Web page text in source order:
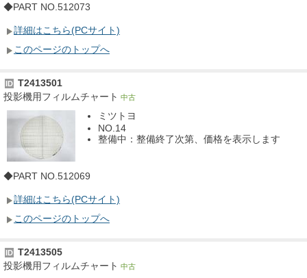
◆PART NO.512073
詳細はこちら(PCサイト)
このページのトップへ
ID T2413501
投影機用フィルムチャート 中古
ミツトヨ
NO.14
整備中：整備終了次第、価格を表示します
◆PART NO.512069
詳細はこちら(PCサイト)
このページのトップへ
ID T2413505
投影機用フィルムチャート 中古